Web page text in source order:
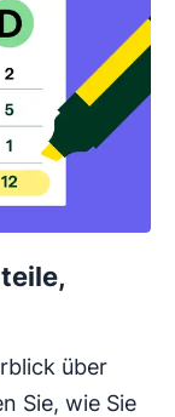
über
Sie, wie Sie